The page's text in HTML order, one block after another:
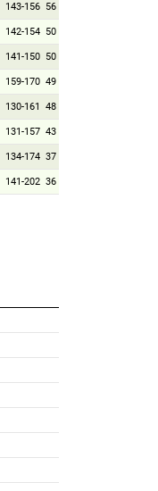
143-156 56
142-154 50
141-150 50
159-170 49
130-161 48
131-157 43
134-174 37
141-202 36